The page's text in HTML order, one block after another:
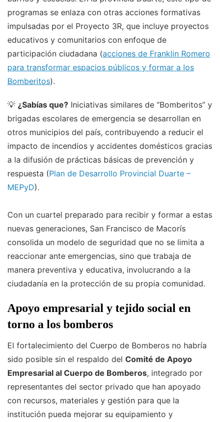
programas se enlaza con otras acciones formativas
impulsadas por el Proyecto 3R, que incluye proyectos
educativos y comunitarios con enfoque de
participación ciudadana (acciones de Franklin Romero
para transformar espacios públicos y formar a los
Bomberitos).
💡 ¿Sabías que? Iniciativas similares de “Bomberitos” y
brigadas escolares de emergencia se desarrollan en
otros municipios del país, contribuyendo a reducir el
impacto de incendios y accidentes domésticos gracias
a la difusión de prácticas básicas de prevención y
respuesta (Plan de Desarrollo Provincial Duarte –
MEPyD).
Con un cuartel preparado para recibir y formar a estas
nuevas generaciones, San Francisco de Macorís
consolida un modelo de seguridad que no se limita a
reaccionar ante emergencias, sino que trabaja de
manera preventiva y educativa, involucrando a la
ciudadanía en la protección de su propia comunidad.
Apoyo empresarial y tejido social en
torno a los bomberos
El fortalecimiento del Cuerpo de Bomberos no habría
sido posible sin el respaldo del Comité de Apoyo
Empresarial al Cuerpo de Bomberos, integrado por
representantes del sector privado que han apoyado
con recursos, materiales y gestión para que la
institución pueda mejorar su equipamiento y